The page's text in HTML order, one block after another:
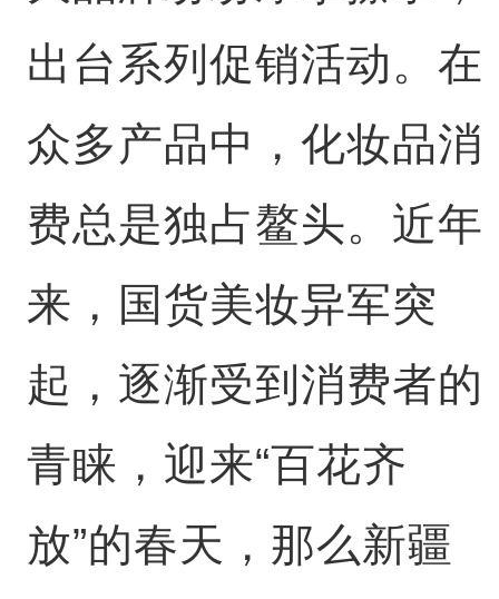
出台系列促销活动。在
众多产品中，化妆品消
费总是独占鳌头。近年
来，国货美妆异军突
起，逐渐受到消费者的
青睐，迎来“百花齐
放”的春天，那么新疆